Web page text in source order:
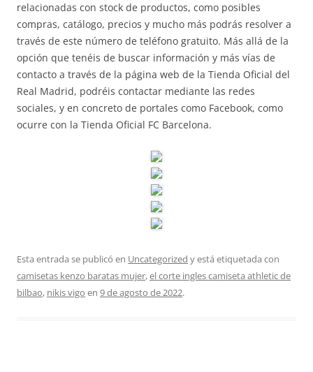
relacionadas con stock de productos, como posibles
compras, catálogo, precios y mucho más podrás resolver a
través de este número de teléfono gratuito. Más allá de la
opción que tenéis de buscar información y más vías de
contacto a través de la página web de la Tienda Oficial del
Real Madrid, podréis contactar mediante las redes
sociales, y en concreto de portales como Facebook, como
ocurre con la Tienda Oficial FC Barcelona.
Esta entrada se publicó en Uncategorized y está etiquetada con
camisetas kenzo baratas mujer,el corte ingles camiseta athletic de
bilbao, nikis vigo en 9 de agosto de 2022.